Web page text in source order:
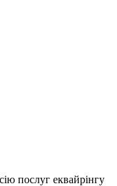
послуг еквайрінгу